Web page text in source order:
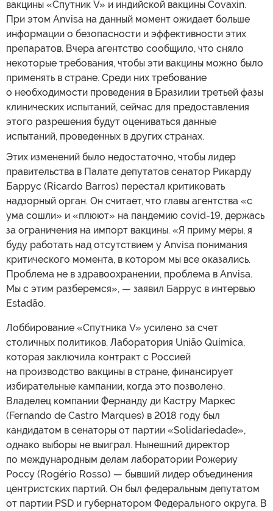
вакцины «Спутник V» и индийской вакцины Covaxin.
При этом Anvisa на данный момент ожидает больше
информации о безопасности и эффективности этих
препаратов. Вчера агентство сообщило, что сняло
некоторые требования, чтобы эти вакцины можно было
применять в стране. Среди них требование
о необходимости проведения в Бразилии третьей фазы
клинических испытаний, сейчас для предоставления
этого разрешения будут оцениваться данные
испытаний, проведенных в других странах.
Этих изменений было недостаточно, чтобы лидер
правительства в Палате депутатов сенатор Рикарду
Баррус (Ricardo Barros) перестал критиковать
надзорный орган. Он считает, что главы агентства «с
ума сошли» и «плюют» на пандемию covid-19, держась
за ограничения на импорт вакцины. «Я приму меры, я
буду работать над отсутствием у Anvisa понимания
критического момента, в котором мы все оказались.
Проблема не в здравоохранении, проблема в Anvisa.
Мы с этим разберемся», — заявил Баррус в интервью
Estadão.
Лоббирование «Спутника V» усилено за счет
столичных политиков. Лаборатория União Química,
которая заключила контракт с Россией
на производство вакцины в стране, финансирует
избирательные кампании, когда это позволено.
Владелец компании Фернанду ди Кастру Маркес
(Fernando de Castro Marques) в 2018 году был
кандидатом в сенаторы от партии «Solidariedade»,
однако выборы не выиграл. Нынешний директор
по международным делам лаборатории Рожериу
Россу (Rogério Rosso) — бывший лидер объединения
центристских партий. Он был федеральным депутатом
от партии PSD и губернатором Федерального округа. В